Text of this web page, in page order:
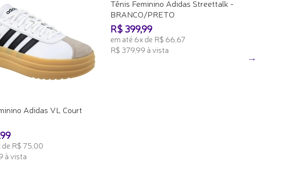
Adidas VL Court
de R$ 75,00
à vista
Tênis Feminino Adidas Streettalk -
BRANCO/PRETO
R$ 399,99
em até 6x de R$ 66,67
R$ 379,99 à vista